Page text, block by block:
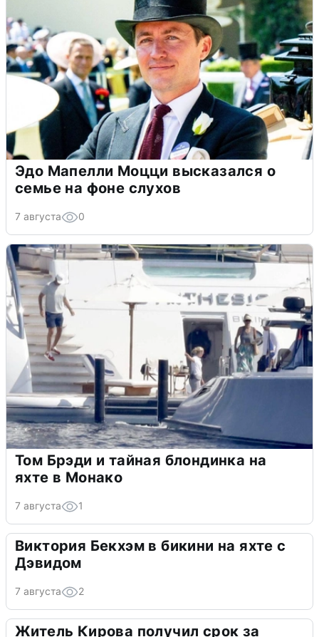
Эдо Мапелли Моцци высказался о
семье на фоне слухов
7 августа 0
Том Брэди и тайная блондинка на
яхте в Монако
7 августа 1
Виктория Бекхэм в бикини на яхте с
Дэвидом
7 августа 2
Житель Кирова получил срок за